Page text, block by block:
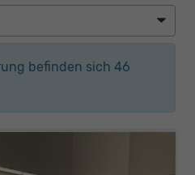
befinden sich 46